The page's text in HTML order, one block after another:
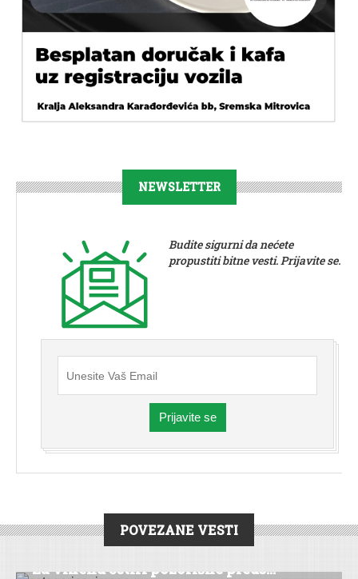
NEWSLETTER
Budite sigurni da nećete
propustiti bitne vesti. Prijavite se.
Prijavite se
POVEZANE VESTI
DRUŠTVO|KULTURA VESTI |ŠID
Za vikend četiri pozorišne preds...
DRUŠTVO|VESTI